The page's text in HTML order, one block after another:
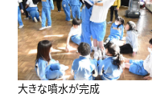
大きな噴水が完成